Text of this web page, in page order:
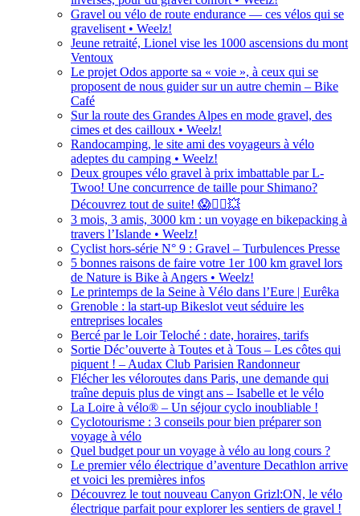
Gravel ou vélo de route endurance — ces vélos qui se
gravelisent • Weelz!
Jeune retraité, Lionel vise les 1000 ascensions du mont
Ventoux
Le projet Odos apporte sa « voie », à ceux qui se
proposent de nous guider sur un autre chemin – Bike
Café
Sur la route des Grandes Alpes en mode gravel, des
cimes et des cailloux • Weelz!
Randocamping, le site ami des voyageurs à vélo
adeptes du camping • Weelz!
Deux groupes vélo gravel à prix imbattable par L-
Twoo! Une concurrence de taille pour Shimano?
Découvrez tout de suite! 😱🚴‍♂️💥
3 mois, 3 amis, 3000 km : un voyage en bikepacking à
travers l’Islande • Weelz!
Cyclist hors-série N° 9 : Gravel – Turbulences Presse
5 bonnes raisons de faire votre 1er 100 km gravel lors
de Nature is Bike à Angers • Weelz!
Le printemps de la Seine à Vélo dans l’Eure | Eurêka
Grenoble : la start-up Bikeslot veut séduire les
entreprises locales
Bercé par le Loir Teloché : date, horaires, tarifs
Sortie Déc’ouverte à Toutes et à Tous – Les côtes qui
piquent ! – Audax Club Parisien Randonneur
Flécher les véloroutes dans Paris, une demande qui
traîne depuis plus de vingt ans – Isabelle et le vélo
La Loire à vélo® – Un séjour cyclo inoubliable !
Cyclotourisme : 3 conseils pour bien préparer son
voyage à vélo
Quel budget pour un voyage à vélo au long cours ?
Le premier vélo électrique d’aventure Decathlon arrive
et voici les premières infos
Découvrez le tout nouveau Canyon Grizl:ON, le vélo
électrique parfait pour explorer les sentiers de gravel !